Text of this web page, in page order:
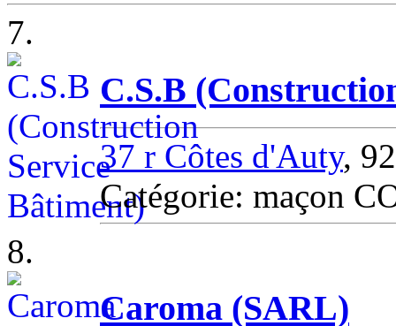
7.
C.S.B
37 r Côtes d'Auty,
Catégorie: maçon
8.
Caroma (SARL)